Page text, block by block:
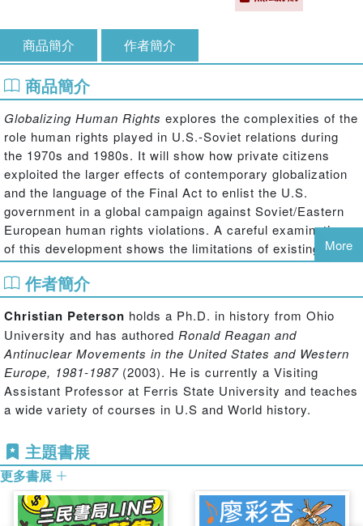
商品簡介 作者簡介
商品簡介
Globalizing Human Rights explores the complexities of the
role human rights played in U.S.-Soviet relations during
the 1970s and 1980s. It will show how private citizens
exploited the larger effects of contemporary globalization
and the language of the Final Act to enlist the U.S.
government in a global campaign against Soviet/Eastern
European human rights violations. A careful examination
of this development shows the limitations of existing
literature on the Reagan and Carter administrations'
efforts to promote internal reform in USSR. It also reveals
how the Carter administration and private citizens, not
Western European governments, played the most
important role in making the issue of human rights a
fundamental aspect of Cold War competition. Even more
important, it illustrates how each administration made the
support of non-governmental human rights activities an
integral element of its overall approach to weakening the
In addition to looking at the behavior of the U.S.
government, this work also highlights the limitations of
arguments that focus on the inherent weakness of Soviet
More
作者簡介
Christian Peterson holds a Ph.D. in history from Ohio
University and has authored Ronald Reagan and
Antinuclear Movements in the United States and Western
Europe, 1981-1987(2003). He is currently a Visiting
Assistant Professor at Ferris State University and teaches
a wide variety of courses in U.S and World history.
主題書展
更多書展